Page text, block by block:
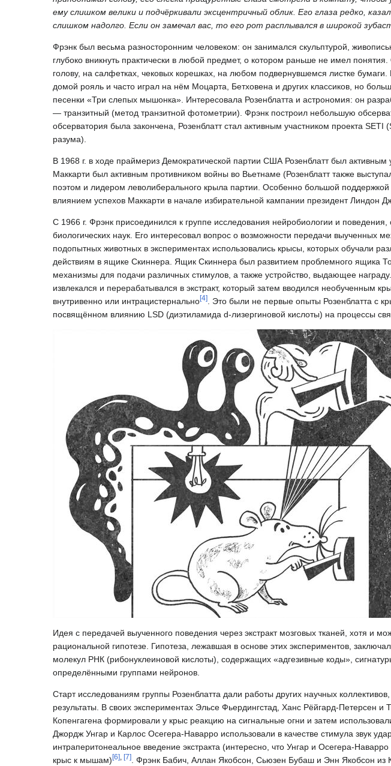
ему слишком велики и подчёркивали эксцентричный облик. Его глаза редко,
слишком надолго. Если он замечал вас, то его рот расплывался в широкой
Фрэнк был весьма разносторонним человеком: он занимался скульптурой,
глубоко вникнуть практически в любой предмет, о котором раньше не имел
голову, на салфетках, чековых корешках, на любом подвернувшемся листке
домой рояль и часто играл на нём Моцарта, Бетховена и других классиков, но
песенки «Три слепых мышонка». Интересовала Розенблатта и астрономия: он
— транзитный (метод транзитной фотометрии). Фрэнк построил небольшую
обсерватория была закончена, Розенблатт стал активным участником проекта
разума).
В 1968 г. в ходе праймериз Демократической партии США Розенблатт был
Маккарти был активным противником войны во Вьетнаме (Розенблатт также
поэтом и лидером леволиберального крыла партии. Особенно большой
влиянием успехов Маккарти в начале избирательной кампании президент Линдон
С 1966 г. Фрэнк присоединился к группе исследования нейробиологии и
биологических наук. Его интересовал вопрос о возможности передачи выученных
подопытных животных в экспериментах использовались крысы, которых обучали
действиям в ящике Скиннера. Ящик Скиннера был развитием проблемного ящика
механизмы для подачи различных стимулов, а также устройство, выдающее
извлекался и перерабатывался в экстракт, который затем вводился необученным
внутривенно или интрацистернально[4]
. Это были не первые опыты Розенблатта с
посвящённом влиянию LSD (диэтиламида d-лизергиновой кислоты) на процессы
Идея с передачей выученного поведения через экстракт мозговых тканей, хотя и
рациональной гипотезе. Гипотеза, лежавшая в основе этих экспериментов,
молекул РНК (рибонуклеиновой кислоты), содержащих «адгезивные коды»,
определёнными группами нейронов.
Старт исследованиям группы Розенблатта дали работы других научных
результаты. В своих экспериментах Эльсе Фьердингстад, Ханс Рёйгард-Петерсен
Копенгагена формировали у крыс реакцию на сигнальные огни и затем
Джордж Унгар и Карлос Осегера-Наварро использовали в качестве стимула звук
интраперитонеальное введение экстракта (интересно, что Унгар и Осегера-
крыс к мышам) [6] [7]
. Фрэнк Бабич, Аллан Якобсон, Сьюзен Бубаш и Энн Якобсон из